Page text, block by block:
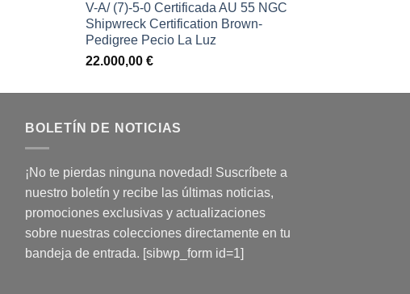
V-A/ (7)-5-0 Certificada AU 55 NGC
Shipwreck Certification Brown-
Pedigree Pecio La Luz
22.000,00 €
BOLETÍN DE NOTICIAS
¡No te pierdas ninguna novedad! Suscríbete a
nuestro boletín y recibe las últimas noticias,
promociones exclusivas y actualizaciones
sobre nuestras colecciones directamente en tu
bandeja de entrada. [sibwp_form id=1]